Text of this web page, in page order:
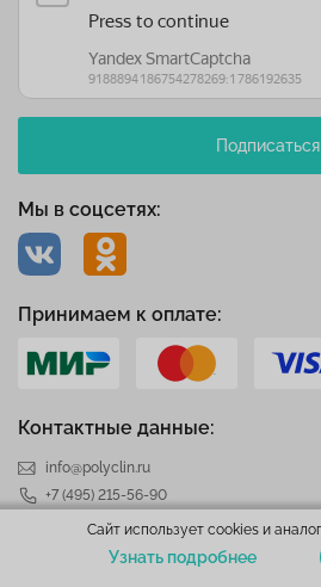
Контактные данные:
info@polyclin.ru
+7 (495) 215-56-90
Клиника в Отрадном
Алтуфьевское шоссе д.28 к. 1
Мы в соцсетях:
Подписаться
Принимаем к оплате:
Сайт использует cookies и
Узнать подробнее